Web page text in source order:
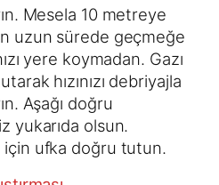
Mesela 10 metreye
uzun sürede geçmeğe
yere koymadan. Gazı
hızınızı debriyajla
Aşağı doğru
yukarıda olsun.
ufka doğru tutun.